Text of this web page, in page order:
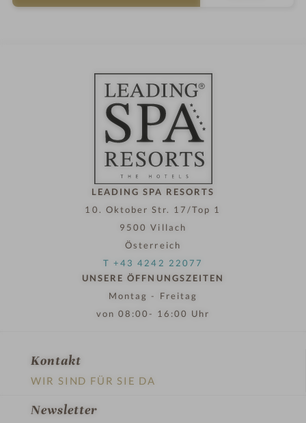
n
LEADING SPA RESORTS
10. Oktober Str. 17/Top 1
9500 Villach
Österreich
T +43 4242 22077
UNSERE ÖFFNUNGSZEITEN
Montag - Freitag
von 08:00- 16:00 Uhr
Kontakt
WIR SIND FÜR SIE DA
Newsletter